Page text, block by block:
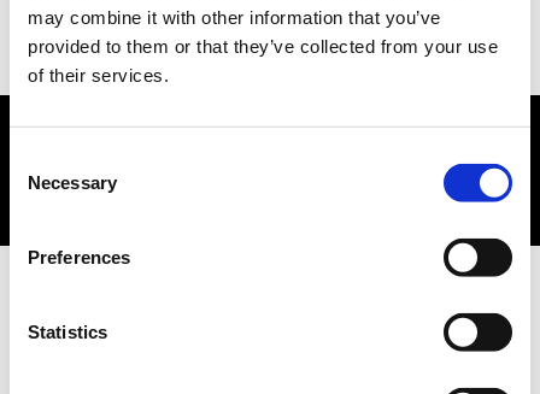
may combine it with other information that you’ve
provided to them or that they’ve collected from your use
of their services.
Selection
Necessary
Preferences
Statistics